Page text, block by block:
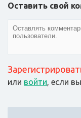
Оставить свой
или войти , если